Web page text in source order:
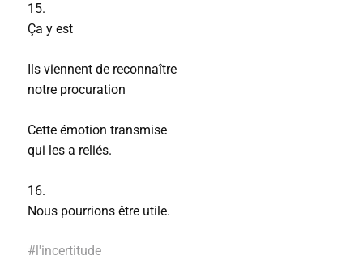
15.
Ça y est
Ils viennent de reconnaître
notre procuration
Cette émotion transmise
qui les a reliés.
16.
Nous pourrions être utile.
#l'incertitude